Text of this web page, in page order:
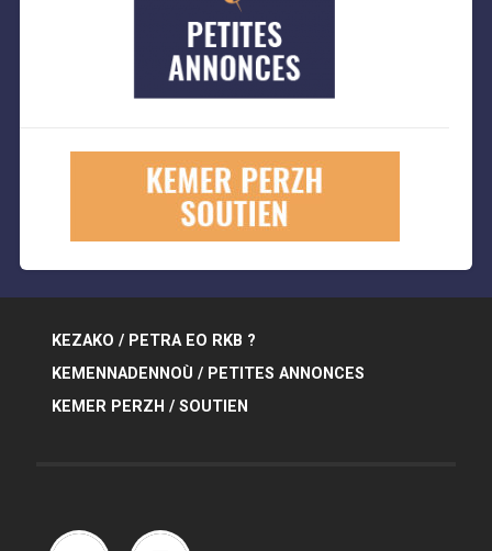
KEZAKO / PETRA EO RKB ?
KEMENNADENNOÙ / PETITES ANNONCES
KEMER PERZH / SOUTIEN